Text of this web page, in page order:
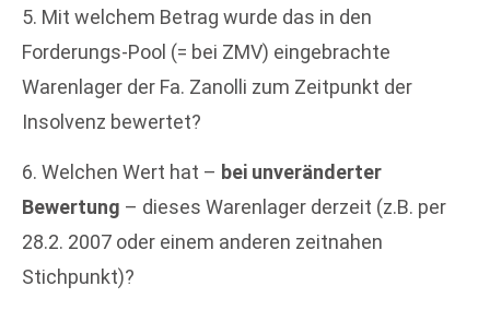
5. Mit welchem Betrag wurde das in den
Forderungs-Pool (= bei ZMV) eingebrachte
Warenlager der Fa. Zanolli zum Zeitpunkt der
Insolvenz bewertet?
6. Welchen Wert hat – bei unveränderter
Bewertung – dieses Warenlager derzeit (z.B. per
28.2. 2007 oder einem anderen zeitnahen
Stichpunkt)?